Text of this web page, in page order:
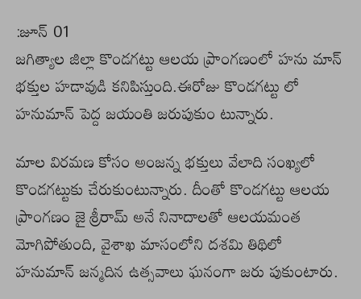
:జూన్ 01
జగిత్యాల జిల్లా కొండగట్టు ఆలయ ప్రాంగణంలో హను మాన్
భక్తుల హడావుడి కనిపిస్తుంది.ఈరోజు కొండగట్టు లో
హనుమాన్ పెద్ద జయంతి జరుపుకుం టున్నారు.
మాల విరమణ కోసం అంజన్న భక్తులు వేలాది సంఖ్యలో
కొండగట్టుకు చేరుకుంటున్నారు. దీంతో కొండగట్టు ఆలయ
ప్రాంగణం జై శ్రీరామ్ అనే నినాదాలతో ఆలయమంత
మోగిపోతుంది, వైశాఖ మాసంలోని దశమి తిథిలో
హనుమాన్ జన్మదిన ఉత్సవాలు ఘనంగా జరు పుకుంటారు.